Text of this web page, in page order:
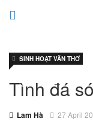
Tình đá
Lam Hà
SINH HOẠT VĂN THƠ
27 April